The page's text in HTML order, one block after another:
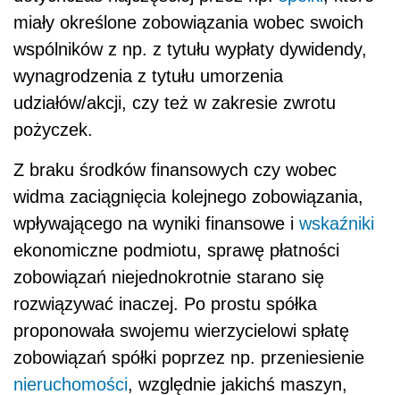
miały określone zobowiązania wobec swoich
wspólników z np. z tytułu wypłaty dywidendy,
wynagrodzenia z tytułu umorzenia
udziałów/akcji, czy też w zakresie zwrotu
pożyczek.
Z braku środków finansowych czy wobec
widma zaciągnięcia kolejnego zobowiązania,
wpływającego na wyniki finansowe i wskaźniki
ekonomiczne podmiotu, sprawę płatności
zobowiązań niejednokrotnie starano się
rozwiązywać inaczej. Po prostu spółka
proponowała swojemu wierzycielowi spłatę
zobowiązań spółki poprzez np. przeniesienie
nieruchomości, względnie jakichś maszyn,